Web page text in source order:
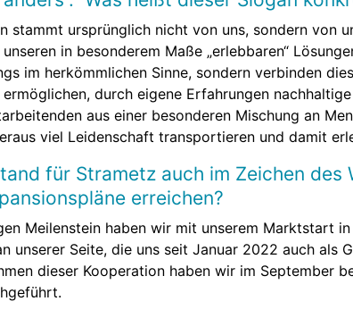
stammt ursprünglich nicht von uns, sondern von
in besonderem Maße „erlebbaren“
im herkömmlichen Sinne, sondern verbinden
durch eigene Erfahrungen
aus einer besonderen Mischung an
viel Leidenschaft transportieren und damit
für Strametz auch im Zeichen
erreichen?
Meilenstein haben wir mit unserem Marktstart
unserer Seite, die uns seit Januar 2022 auch
dieser Kooperation haben wir im